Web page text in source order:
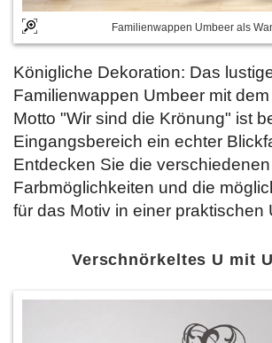
Familienwappen Umbeer als
Königliche Dekoration: Das
Familienwappen Umbeer mit
Motto "Wir sind die Krönung" ist
Eingangsbereich ein echter
Entdecken Sie die verschiedenen
Farbmöglichkeiten und die
für das Motiv in einer praktischen
Verschnörkeltes U mit